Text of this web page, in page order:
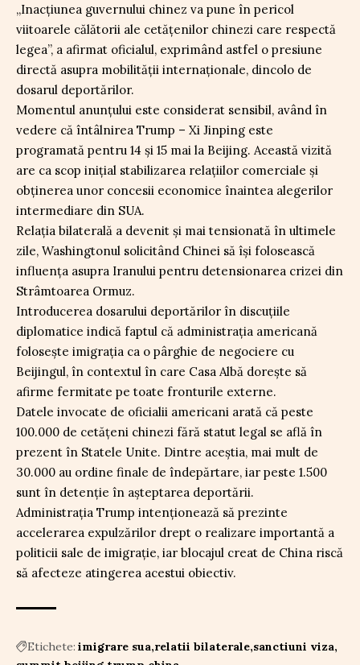
„Inacțiunea guvernului chinez va pune în pericol
viitoarele călătorii ale cetățenilor chinezi care respectă
legea”, a afirmat oficialul, exprimând astfel o presiune
directă asupra mobilității internaționale, dincolo de
dosarul deportărilor.
Momentul anunțului este considerat sensibil, având în
vedere că întâlnirea Trump – Xi Jinping este
programată pentru 14 și 15 mai la Beijing. Această vizită
are ca scop inițial stabilizarea relațiilor comerciale și
obținerea unor concesii economice înaintea alegerilor
intermediare din SUA.
Relația bilaterală a devenit și mai tensionată în ultimele
zile, Washingtonul solicitând Chinei să își folosească
influența asupra Iranului pentru detensionarea crizei din
Strâmtoarea Ormuz.
Introducerea dosarului deportărilor în discuțiile
diplomatice indică faptul că administrația americană
folosește imigrația ca o pârghie de negociere cu
Beijingul, în contextul în care Casa Albă dorește să
afirme fermitate pe toate fronturile externe.
Datele invocate de oficialii americani arată că peste
100.000 de cetățeni chinezi fără statut legal se află în
prezent în Statele Unite. Dintre aceștia, mai mult de
30.000 au ordine finale de îndepărtare, iar peste 1.500
sunt în detenție în așteptarea deportării.
Administrația Trump intenționează să prezinte
accelerarea expulzărilor drept o realizare importantă a
politicii sale de imigrație, iar blocajul creat de China riscă
să afecteze atingerea acestui obiectiv.
Etichete: imigrare sua relatii bilaterale sanctiuni viza